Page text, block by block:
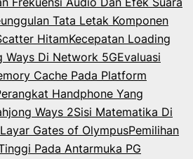
Tata Letak Komponen
HitamKecepatan Loading
Ways Di Network 5GEvaluasi
Cache Pada Platform
Handphone Yang
Ways 2Sisi Matematika Di
Gates of OlympusPemilihan
Pada Antarmuka PG